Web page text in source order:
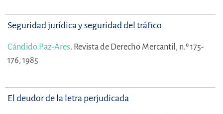
Seguridad jurídica y seguridad del tráfico
Cándido Paz-Ares. Revista de Derecho Mercantil, n.º 175-
176, 1985
El deudor de la letra perjudicada